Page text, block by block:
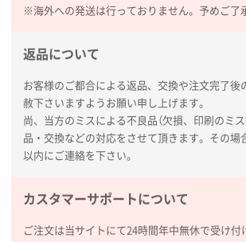
名入れグループサイト
※海外への発送は行っておりません。予めご了
返品について
お客様のご都合による返品、交換や注文完了後
赦下さいますようお願い申し上げます。
尚、当方のミスによる不良品（欠損、印刷のミス
品・交換などの対応をさせて頂きます。その場
以内にご連絡を下さい。
カスタマーサポートについて
ご注文は当サイトにて24時間年中無休で受け付